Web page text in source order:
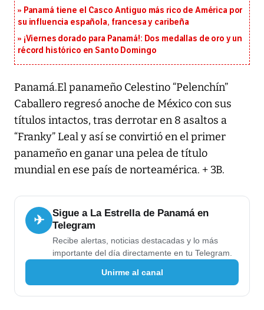
Panamá tiene el Casco Antiguo más rico de América por
su influencia española, francesa y caribeña
¡Viernes dorado para Panamá!: Dos medallas de oro y un
récord histórico en Santo Domingo
Panamá.El panameño Celestino “Pelenchín”
Caballero regresó anoche de México con sus
títulos intactos, tras derrotar en 8 asaltos a
“Franky” Leal y así se convirtió en el primer
panameño en ganar una pelea de título
mundial en ese país de norteamérica. + 3B.
✈
Sigue a La Estrella de Panamá en
Telegram
Recibe alertas, noticias destacadas y lo más
importante del día directamente en tu Telegram.
Unirme al canal